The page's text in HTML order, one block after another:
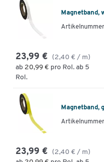
Magnetband,
23,99 €
(2,40 € / m)
ab 20,99 € pro Rol. ab 5
Rol.
Magnetband,
23,99 €
(2,40 € / m)